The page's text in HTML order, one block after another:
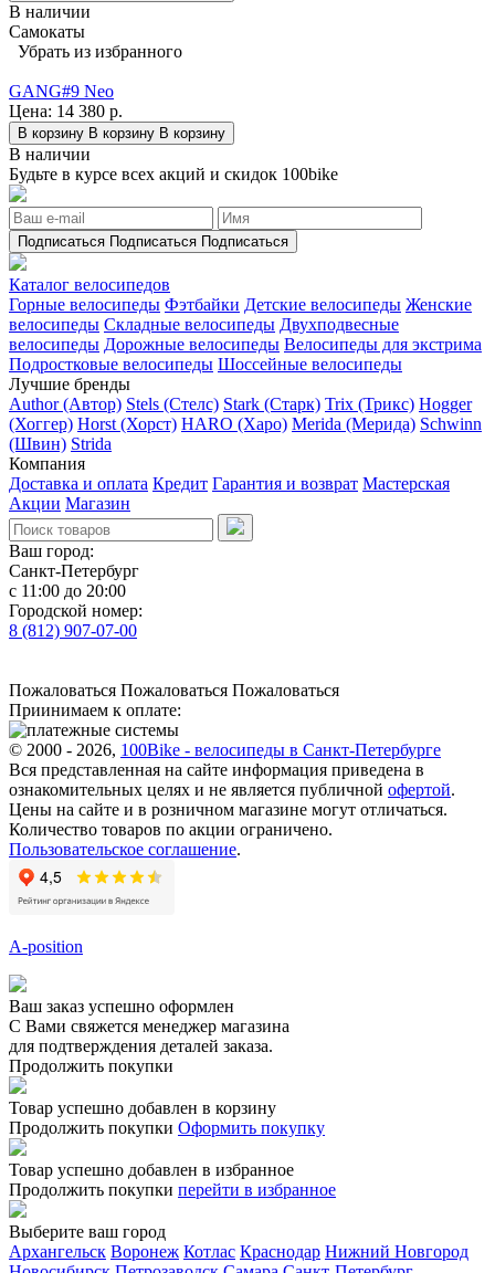
В наличии
Самокаты
Убрать из избранного
GANG#9 Neo
Цена: 14 380 р.
В корзину В корзину В корзину
В наличии
Будьте в курсе всех акций и скидок 100bike
Подписаться Подписаться Подписаться
Каталог велосипедов
Горные велосипеды Фэтбайки Детские велосипеды Женские
велосипеды Складные велосипеды Двухподвесные
велосипеды Дорожные велосипеды Велосипеды для экстрима
Подростковые велосипеды Шоссейные велосипеды
Лучшие бренды
Author (Автор) Stels (Стелс) Stark (Старк) Trix (Трикс) Hogger
(Хоггер) Horst (Хорст) HARO (Харо) Merida (Мерида) Schwinn
(Швин) Strida
Компания
Доставка и оплата Кредит Гарантия и возврат Мастерская
Акции Магазин
Ваш город:
Санкт-Петербург
с 11:00 до 20:00
Городской номер:
8 (812) 907-07-00
Пожаловаться Пожаловаться Пожаловаться
Приинимаем к оплате:
© 2000 - 2026, 100Bike - велосипеды в Санкт-Петербурге
Вся представленная на сайте информация приведена в
ознакомительных целях и не является публичной офертой.
Цены на сайте и в розничном магазине могут отличаться.
Количество товаров по акции ограничено.
Пользовательское соглашение.
A-position
Ваш заказ успешно оформлен
С Вами свяжется менеджер магазина
для подтверждения деталей заказа.
Продолжить покупки
Товар успешно добавлен в корзину
Продолжить покупки Оформить покупку
Товар успешно добавлен в избранное
Продолжить покупки перейти в избранное
Выберите ваш город
Архангельск Воронеж Котлас Краснодар Нижний Новгород